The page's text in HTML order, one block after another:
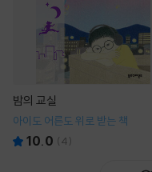
밤의 교실
아이도 어른도 위로 받는 책
10.0 (4)